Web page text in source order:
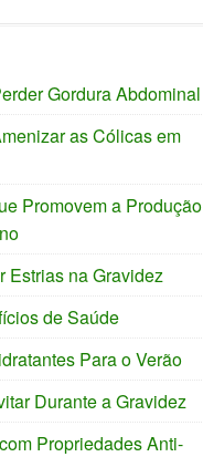
Gordura Abdominal
as Cólicas em
Promovem a Produção
Estrias na Gravidez
de Saúde
Para o Verão
Durante a Gravidez
Propriedades Anti-